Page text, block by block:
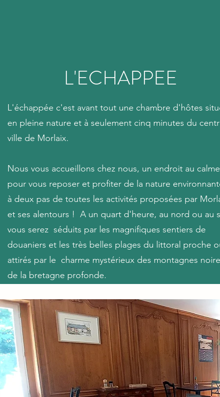
L'ECHAPPEE
L'échappée c'est avant tout une chambre d'hôtes
en pleine nature et à seulement cinq minutes du
ville de Morlaix.
Nous vous accueillons chez nous, un endroit au calme
pour vous reposer et profiter de la nature
à deux pas de toutes les activités proposées par
et ses alentours ! A un quart d'heure, au nord ou au
vous serez séduits par les magnifiques sentiers de
douaniers et les très belles plages du littoral proche
attirés par le charme mystérieux des montagnes
de la bretagne profonde.
L'échappée, c'est également une table d'hôtes et
les soirs nous vous proposons un menu BIO et Local
préparé par nos soins à l'aide de bons produits issus
territoire (voir du potager !)